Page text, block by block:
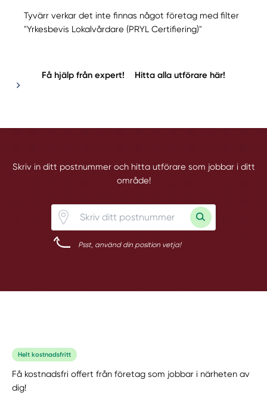
Tyvärr verkar det inte finnas något företag med filter
"Yrkesbevis Lokalvårdare (PRYL Certifiering)"
Få hjälp från expert! Hitta alla utförare här!
Skriv in ditt postnummer och hitta utförare som jobbar i ditt
område!
Psst, använd din position vetja!
Helt kostnadsfritt
Få kostnadsfri offert från företag som jobbar i närheten av
dig!